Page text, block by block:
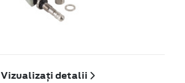
Vizualizați detalii